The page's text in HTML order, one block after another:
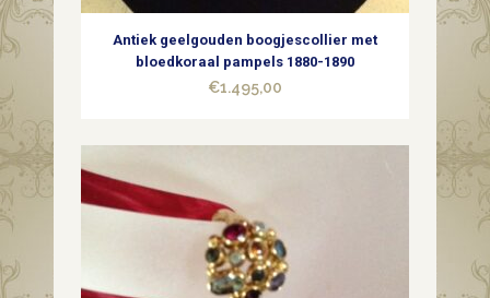
Antiek geelgouden boogjescollier met
bloedkoraal pampels 1880-1890
€1.495,00